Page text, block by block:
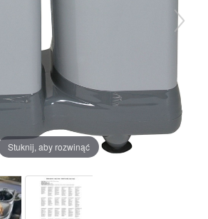
Stuknij, aby rozwinąć